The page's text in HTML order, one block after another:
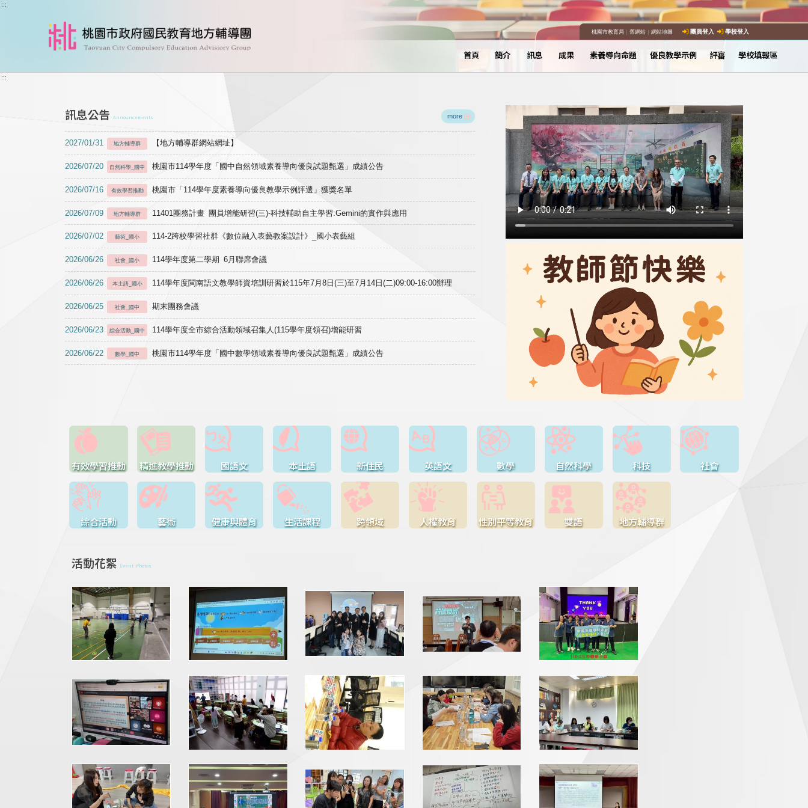
跳到主要內容
:::
桃園市教育局｜ 舊網站｜ 網站地圖 團員登入 學校登入
首頁 簡介 訊息 成果 素養導向命題 優良教學示例 評審 學校填報區
:::
訊息公告 Announcements more
2027/01/31 地方輔導群 【地方輔導群網站網址】
2026/07/20 自然科學_國中 桃園市114學年度「國中自然領域素養導向優良試題甄選」成績公告
2026/07/16 有效學習推動 桃園市「114學年度素養導向優良教學示例評選」獲獎名單
2026/07/09 地方輔導群 11401團務計畫 團員增能研習(三)-科技輔助自主學習:Gemini的實作與應用
2026/07/02 藝術_國小 114-2跨校學習社群《數位融入表藝教案設計》_國小表藝組
2026/06/26 社會_國小 114學年度第二學期 6月聯席會議
2026/06/26 本土語_國小 114學年度閩南語文教學師資培訓研習於115年7月8日(三)至7月14日(二)09:00-16:00辦理
2026/06/25 社會_國中 期末團務會議
2026/06/23 綜合活動_國中 114學年度全市綜合活動領域召集人(115學年度領召)增能研習
2026/06/22 數學_國中 桃園市114學年度「國中數學領域素養導向優良試題甄選」成績公告
有效學習推動 精進教學推動 國語文 本土語 新住民 英語文 數學 自然科學 科技 社會
綜合活動 藝術 健康與體育 生活課程 跨領域 人權教育 性別平等教育 雙語 地方輔導群
活動花絮 Event Photos